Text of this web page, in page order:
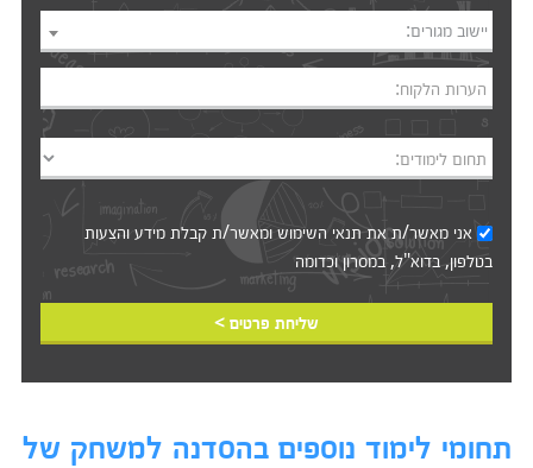
יישוב מגורים:
הערות הלקוח:
תחום לימודים:
אני מאשר/ת אתתנאי השימושומאשר/ת קבלת מידע והצעות
בטלפון, בדוא"ל, במסרון וכדומה‎‎
שליחת פרטים >
תחומי לימוד נוספים בהסדנה למשחק של